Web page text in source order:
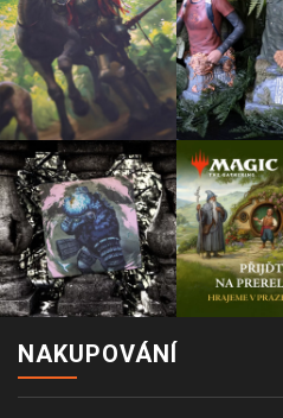
NAKUPOVÁNÍ